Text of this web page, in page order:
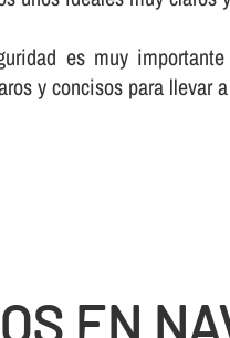
es muy
y concisos para llevar
EN